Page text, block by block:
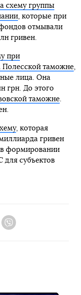
схему группы
, которые при
отмывали
гривен.
при
Полесской таможне,
лица. Она
грн. До этого
таможне.
, которая
гривен
формировании
субъектов